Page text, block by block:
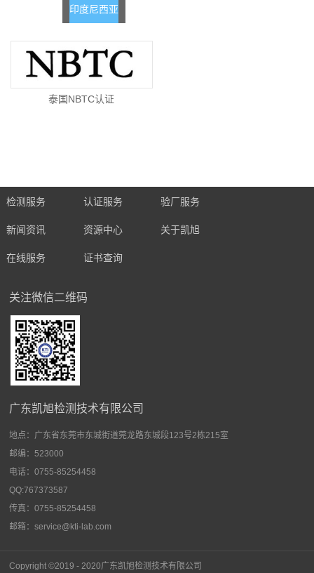
印度尼西亚
泰国NBTC认证
检测服务 认证服务 验厂服务
新闻资讯 资源中心 关于凯旭
在线服务 证书查询
关注微信二维码
广东凯旭检测技术有限公司
地点： 广东省东莞市东城街道莞龙路东城段123号2栋215室
邮编：523000
电话：0755-85254458
QQ:767373587
传真：0755-85254458
邮箱：service@kti-lab.com
Copyright ©2019 - 2020广东凯旭检测技术有限公司